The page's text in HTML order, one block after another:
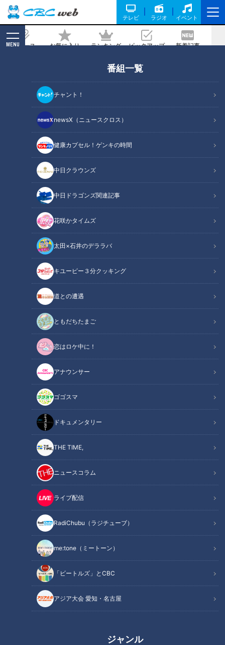
テレビ ラジオ イベント
ニュース お気に入り ランキング ピックアップ 新着記事
MENU
番組一覧
チャント！
newsX（ニュースクロス）
健康カプセル！ゲンキの時間
中日クラウンズ
中日ドラゴンズ関連記事
花咲かタイムズ
太田×石井のデララバ
キユーピー３分クッキング
道との遭遇
ともだちたまご
恋はロケ中に！
アナウンサー
ゴゴスマ
ドキュメンタリー
THE TIME,
ニュースコラム
ライブ配信
RadiChubu（ラジチューブ）
me:tone（ミートーン）
「ビートルズ」とCBC
アジア大会 愛知・名古屋
ジャンル
克服メソッドとは！？ CBCテレビ 定期
配信型ドキュメンタリー「道化師様魚鱗
癬」第２９話
2021/10/27 19:00
ドキュメンタリー
ピエロと呼ばれた息子
皮膚の難病『道化師様魚鱗癬』と闘う濵口賀久くん（４）。
今回は、作業療法士から勧められたという１００円ショップの
商品を使って、指先を鍛えるトレーニングの風景です。商品
は、鉛筆の形をした棒で、紙を削ると、絵が出てくる知育おも
ちゃです。
賀久くんは、手に変形があり、握力が弱いため、字を書いた
り、服のボタンを付けたりするのが苦手ですが…。削るという
動作を楽しみながら…鍛えていきます。
魚鱗癬は皮膚が乾燥して、うろこ状になり、剥がれ落ちる病気
で、中でも道化師様魚鱗癬は症状が最も重く、国内では、30
万人に1人と言われている難病です。
この配信は、道化師様魚鱗癬（どうけしようぎょりんせん）と
闘う４歳の男の子・賀久くんを追った定期配信型ドキュメンタ
リーです。
撮影：2021年10月